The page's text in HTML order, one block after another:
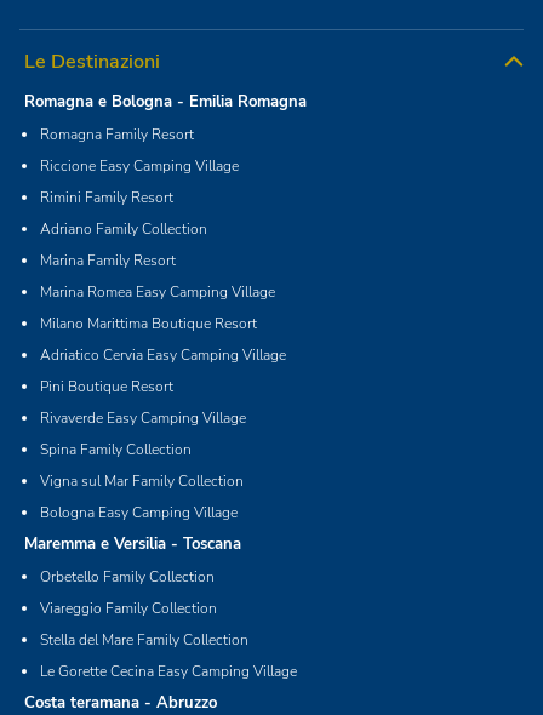
Le Destinazioni
Romagna e Bologna - Emilia Romagna
Romagna Family Resort
Riccione Easy Camping Village
Rimini Family Resort
Adriano Family Collection
Marina Family Resort
Marina Romea Easy Camping Village
Milano Marittima Boutique Resort
Adriatico Cervia Easy Camping Village
Pini Boutique Resort
Rivaverde Easy Camping Village
Spina Family Collection
Vigna sul Mar Family Collection
Bologna Easy Camping Village
Maremma e Versilia - Toscana
Orbetello Family Collection
Viareggio Family Collection
Stella del Mare Family Collection
Le Gorette Cecina Easy Camping Village
Costa teramana - Abruzzo